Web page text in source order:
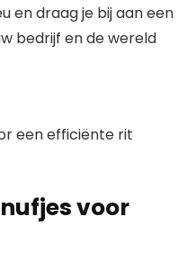
en draag je bij aan een
bedrijf en de wereld
voor